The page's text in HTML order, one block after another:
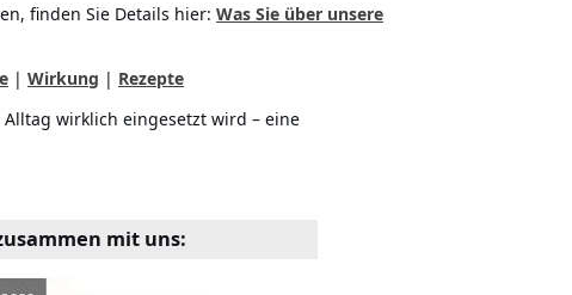
finden Sie Details hier: Was Sie über unsere
| Wirkung | Rezepte
wirklich eingesetzt wird – eine
mit uns: